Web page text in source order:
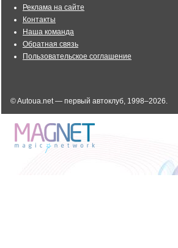
Реклама на сайте
Контакты
Наша команда
Обратная связь
Пользовательское соглашение
© Autoua.net — первый автоклуб, 1998–2026.